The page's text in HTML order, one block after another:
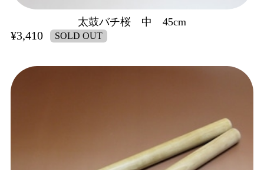
太鼓バチ桜 中 45cm
¥3,410 SOLD OUT